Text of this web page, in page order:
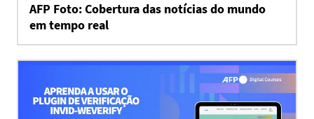
AFP Foto: Cobertura das notícias do mundo
em tempo real